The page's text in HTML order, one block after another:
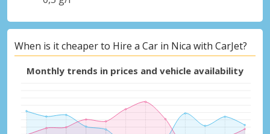
When is it cheaper to Hire a Car in Nica with CarJet?
Monthly trends in prices and vehicle availability